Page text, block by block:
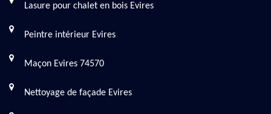
Lasure pour chalet en bois Evires
Peintre intérieur Evires
Maçon Evires 74570
Nettoyage de façade Evires